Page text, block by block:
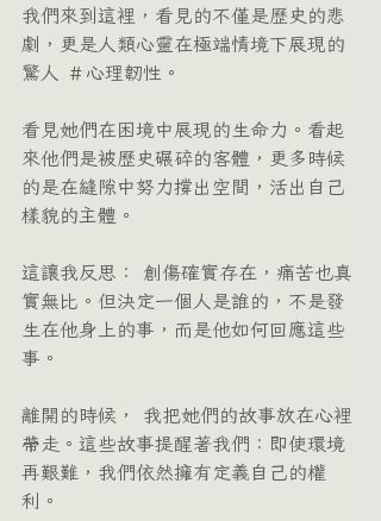
我們來到這裡，看見的不僅是歷史的悲
劇，更是人類心靈在極端情境下展現的
驚人 ＃心理韌性。
看見她們在困境中展現的生命力。看起
來他們是被歷史碾碎的客體，更多時候
的是在縫隙中努力撐出空間，活出自己
樣貌的主體。
這讓我反思： 創傷確實存在，痛苦也真
實無比。但決定一個人是誰的，不是發
生在他身上的事，而是他如何回應這些
事。
離開的時候， 我把她們的故事放在心裡
帶走。這些故事提醒著我們：即使環境
再艱難，我們依然擁有定義自己的權
利。